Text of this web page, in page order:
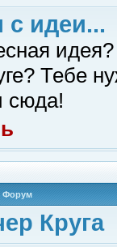
с идеи...
Тебе
сюда!
Форум
Круга